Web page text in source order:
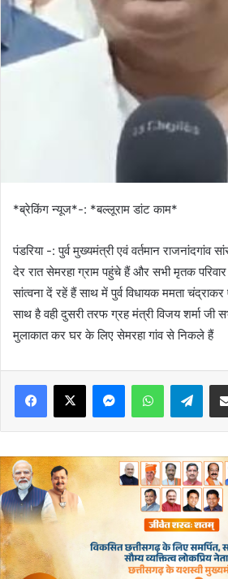
*ब्रेकिंग न्यूज*-: *बल्लूराम डांट काम*
पंडरिया -: पुर्व मुख्यमंत्री एवं वर्तमान राजनांदगांव
देर रात सेमरहा ग्राम पहुंचे हैं और सभी मृतक
सांत्वना दें रहें हैं साथ में पुर्व विधायक ममता
साथ है वही दुसरी तरफ ग्रह मंत्री विजय शर्मा जी
मुलाकात कर घर के लिए सेमरहा गांव से निकले हैं
Telegram